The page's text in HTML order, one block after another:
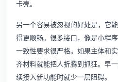
卡壳。
另一个容易被忽视的好处是，它
得更顺畅。很多接口，像是小程
一致性要求很严格。如果主体和
齐材料就能把人折腾到抓狂。早
续接入新功能时就少一层阻碍。